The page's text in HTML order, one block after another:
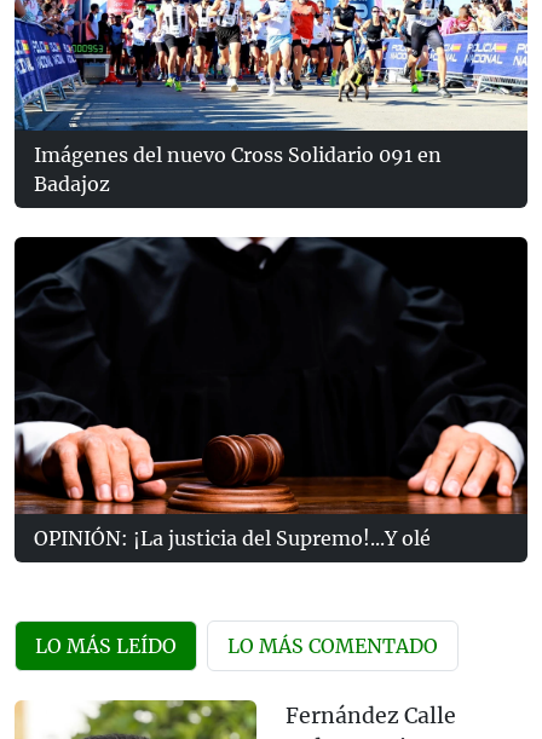
Imágenes del nuevo Cross Solidario 091 en
Badajoz
OPINIÓN: ¡La justicia del Supremo!...Y olé
LO MÁS LEÍDO LO MÁS COMENTADO
Fernández Calle